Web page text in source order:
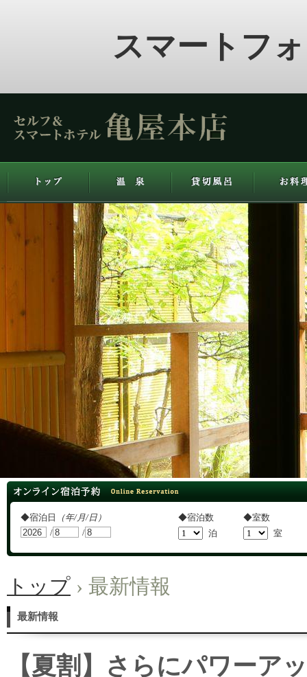
スマートフ
ホテル亀屋本店
トップ 温泉 貸切風呂 お料理
オンライン宿泊予約
◆宿泊日 （年/月/日） ◆宿泊数
◆室数
/
/ 泊 室
トップ › 最新情報
最新情報
【夏割】さらにパワーア